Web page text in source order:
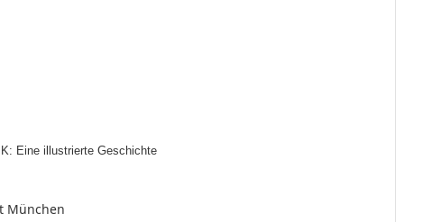
Eine illustrierte Geschichte
München